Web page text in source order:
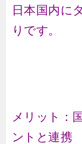
日本国内に
りです。
メリット：
ントと連携